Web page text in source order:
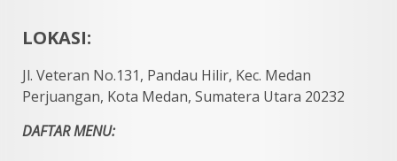
LOKASI:
Jl. Veteran No.131, Pandau Hilir, Kec. Medan
Perjuangan, Kota Medan, Sumatera Utara 20232
DAFTAR MENU: